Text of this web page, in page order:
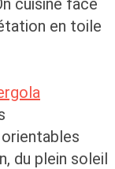
cuisine face
en toile
du plein soleil